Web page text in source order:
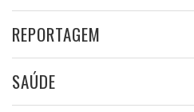
REPORTAGEM
SAÚDE